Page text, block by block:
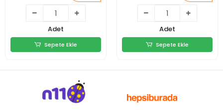
5.887,99 TL
Sepete Ekle
Adet
Sepete Ekle
6.415,81 TL
Sepete Ekle
Adet
Sepete Ekle